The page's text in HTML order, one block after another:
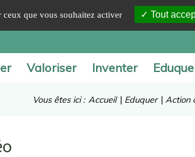
Valoriser Inventer
Vous êtes ici : Accueil | Eduquer | Action
que vous souhaitez activer Tout